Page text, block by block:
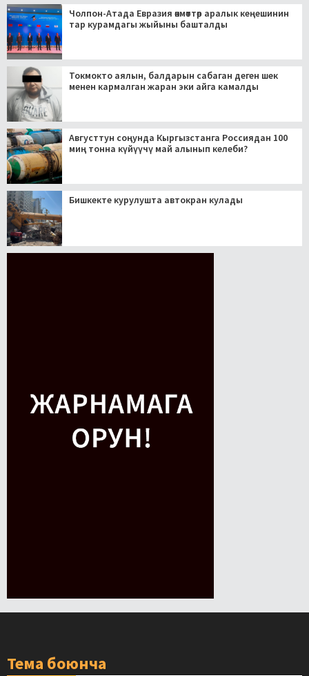
Чолпон-Атада Евразия өкмөттөр аралык кеңешинин
тар курамдагы жыйыны башталды
Токмокто аялын, балдарын сабаган деген шек
менен кармалган жаран эки айга камалды
Августтун соңунда Кыргызстанга Россиядан 100
миң тонна күйүүчү май алынып келеби?
Бишкекте курулушта автокран кулады
Тема боюнча